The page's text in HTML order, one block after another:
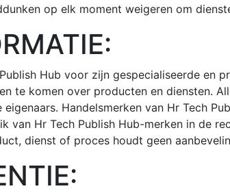
op elk moment weigeren om
Hub voor zijn gespecialiseerde
te komen over producten en diensten.
Handelsmerken van Hr Tech
van Hr Tech Publish Hub-merken in de
dienst of proces houdt geen